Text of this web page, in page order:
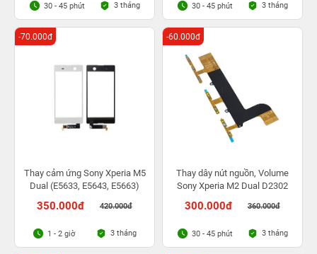
30 - 45 phút 3 tháng 30 - 45 phút 3 tháng
Thay cảm ứng Sony Xperia M5
Dual (E5633, E5643, E5663)
350.000đ 420.000đ
-70.000đ
1 - 2 giờ 3 tháng
Thay dây nút nguồn, Volume
Sony Xperia M2 Dual D2302
300.000đ 360.000đ
-60.000đ
30 - 45 phút 3 tháng